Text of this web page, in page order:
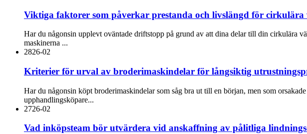
Viktiga faktorer som påverkar prestanda och livslängd för cirkulära
Har du någonsin upplevt oväntade driftstopp på grund av att dina delar till din cirkulära
maskinerna ...
2826-02
Kriterier för urval av broderimaskindelar för långsiktig
Har du någonsin köpt broderimaskindelar som såg bra ut till en början, men som
upphandlingsköpare...
2726-02
Vad inköpsteam bör utvärdera vid anskaffning av pålitliga